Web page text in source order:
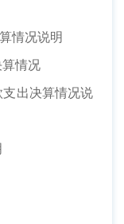
情况说明
情况
出决算情况说